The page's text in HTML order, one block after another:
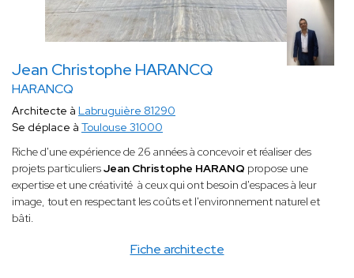
Jean Christophe HARANCQ
HARANCQ
Fiche architecte
Architecte à Labruguière 81290
Se déplace à Toulouse 31000
Riche d'une expérience de 26 années à concevoir et réaliser des
projets particuliersJean Christophe HARANQ propose une
expertise et une créativité à ceux qui ont besoin d'espaces à leur
image, tout en respectant les coûts et l'environnement naturel et
bâti.